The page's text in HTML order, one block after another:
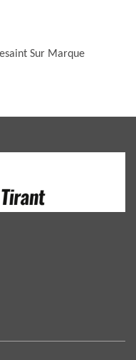
Sur Marque